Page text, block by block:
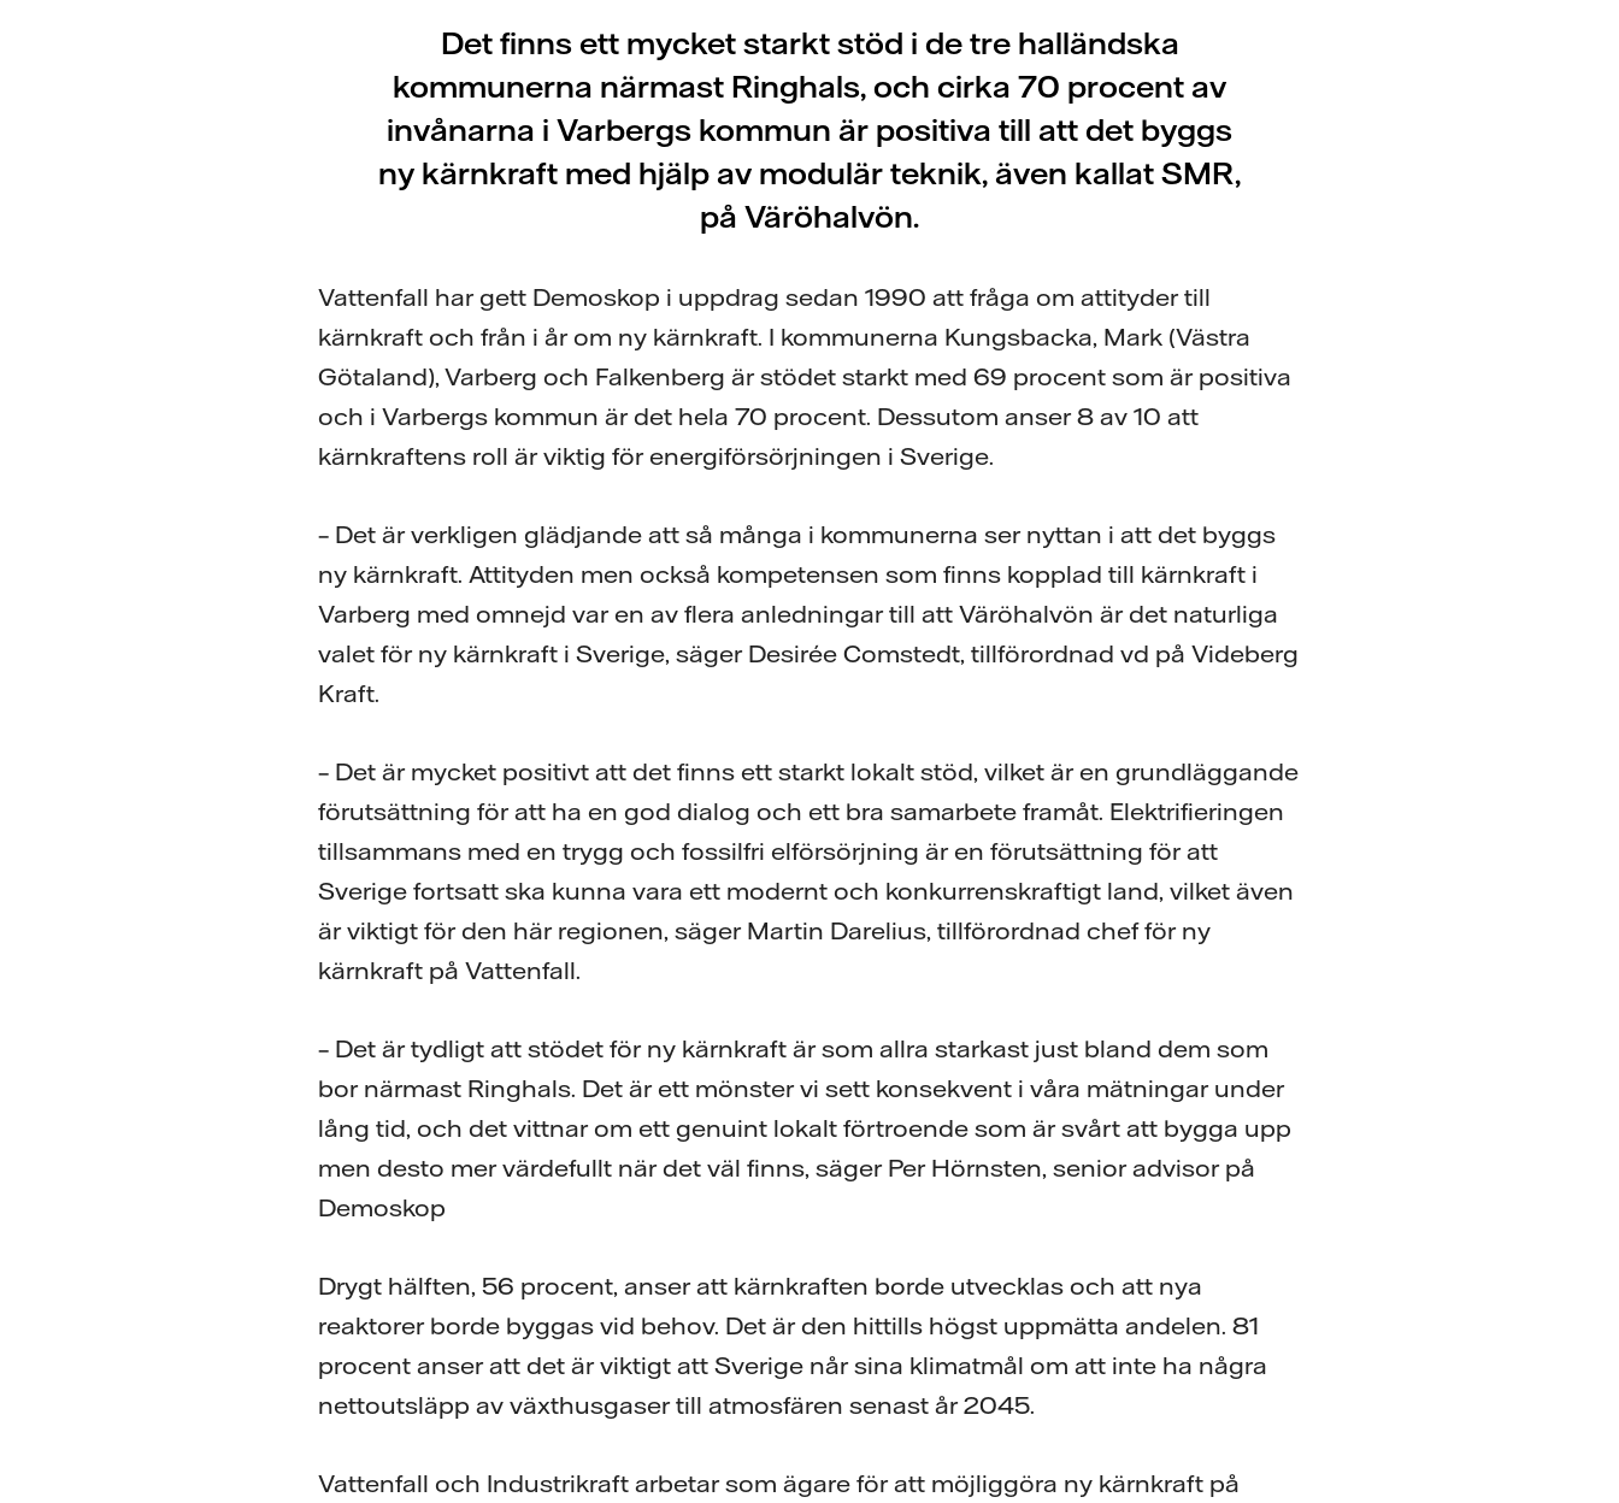
Det finns ett mycket starkt stöd i de tre halländska
kommunerna närmast Ringhals, och cirka 70 procent av
invånarna i Varbergs kommun är positiva till att det byggs
ny kärnkraft med hjälp av modulär teknik, även kallat SMR,
på Väröhalvön.
Vattenfall har gett Demoskop i uppdrag sedan 1990 att fråga om attityder till
kärnkraft och från i år om ny kärnkraft. I kommunerna Kungsbacka, Mark (Västra
Götaland), Varberg och Falkenberg är stödet starkt med 69 procent som är positiva
och i Varbergs kommun är det hela 70 procent. Dessutom anser 8 av 10 att
kärnkraftens roll är viktig för energiförsörjningen i Sverige.
– Det är verkligen glädjande att så många i kommunerna ser nyttan i att det byggs
ny kärnkraft. Attityden men också kompetensen som finns kopplad till kärnkraft i
Varberg med omnejd var en av flera anledningar till att Väröhalvön är det naturliga
valet för ny kärnkraft i Sverige, säger Desirée Comstedt, tillförordnad vd på Videberg
Kraft.
– Det är mycket positivt att det finns ett starkt lokalt stöd, vilket är en grundläggande
förutsättning för att ha en god dialog och ett bra samarbete framåt. Elektrifieringen
tillsammans med en trygg och fossilfri elförsörjning är en förutsättning för att
Sverige fortsatt ska kunna vara ett modernt och konkurrenskraftigt land, vilket även
är viktigt för den här regionen, säger Martin Darelius, tillförordnad chef för ny
kärnkraft på Vattenfall.
– Det är tydligt att stödet för ny kärnkraft är som allra starkast just bland dem som
bor närmast Ringhals. Det är ett mönster vi sett konsekvent i våra mätningar under
lång tid, och det vittnar om ett genuint lokalt förtroende som är svårt att bygga upp
men desto mer värdefullt när det väl finns, säger Per Hörnsten, senior advisor på
Demoskop
Drygt hälften, 56 procent, anser att kärnkraften borde utvecklas och att nya
reaktorer borde byggas vid behov. Det är den hittills högst uppmätta andelen. 81
procent anser att det är viktigt att Sverige når sina klimatmål om att inte ha några
nettoutsläpp av växthusgaser till atmosfären senast år 2045.
Vattenfall och Industrikraft arbetar som ägare för att möjliggöra ny kärnkraft på